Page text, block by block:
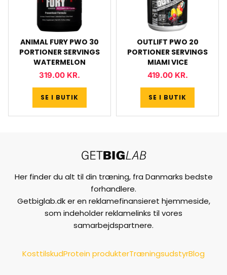
ANIMAL FURY PWO 30
PORTIONER SERVINGS
WATERMELON
319.00 KR.
SE I BUTIK
OUTLIFT PWO 20
PORTIONER SERVINGS
MIAMI VICE
419.00 KR.
SE I BUTIK
Her finder du alt til din træning, fra Danmarks bedste
forhandlere.
Getbiglab.dk er en reklamefinansieret hjemmeside,
som indeholder reklamelinks til vores
samarbejdspartnere.
KosttilskudProtein produkterTræningsudstyrBlog